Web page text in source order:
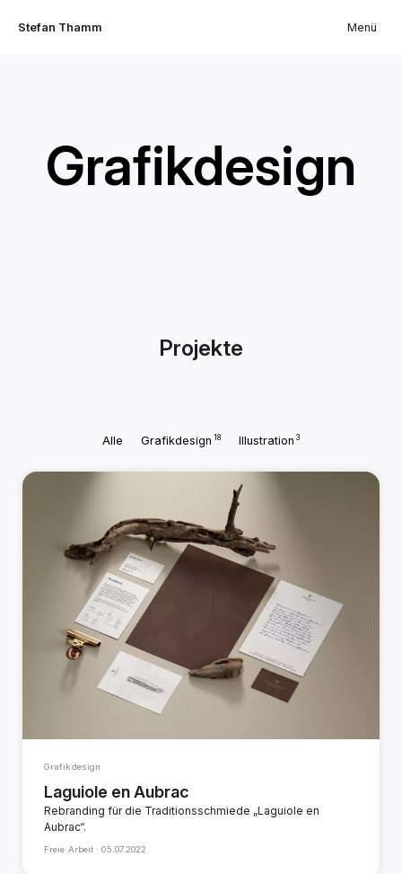
Stefan Thamm Menü
Grafikdesign
Projekte
Alle Grafikdesign 18 Illustration 3
Grafikdesign
Laguiole en Aubrac
Rebranding für die Traditionsschmiede „Laguiole en
Aubrac“.
Freie Arbeit ·05.07.2022